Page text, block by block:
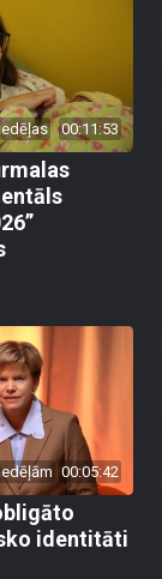
00:11:53
00:05:42
identitāti